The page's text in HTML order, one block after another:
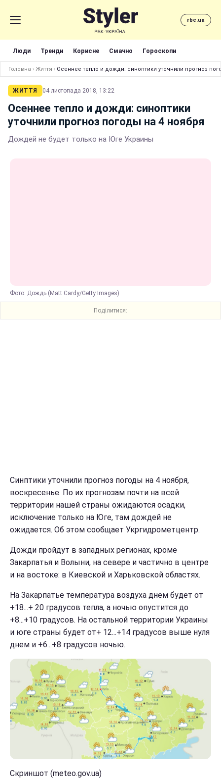
rbc.ua
Люди Тренди Корисне Смачно Гороскопи
Головна › Життя › Осеннее тепло и дожди: синоптики уточнили прогноз
ЖИТТЯ 04 листопада 2018, 13:22
Осеннее тепло и дожди: синоптики
уточнили прогноз погоды на 4 ноября
Дождей не будет только на Юге Украины
Фото: Дождь (Matt Cardy/Getty Images)
Поділитися:
Синптики уточнили прогноз погоды на 4 ноября,
воскресенье. По их прогнозам почти на всей
территории нашей страны ожидаются осадки,
исключение только на Юге, там дождей не
ожидается. Об этом сообщает Укргидрометцентр.
Дожди пройдут в западных регионах, кроме
Закарпатья и Волыни, на севере и частично в центре
и на востоке: в Киевской и Харьковской областях.
На Закарпатье температура воздуха днем будет от
+18...+ 20 градусов тепла, а ночью опустится до
+8...+10 градусов. На остальной территории Украины
и юге страны будет от+ 12...+14 градусов выше нуля
днем и +6...+8 градусов ночью.
Скриншот (meteo.gov.ua)